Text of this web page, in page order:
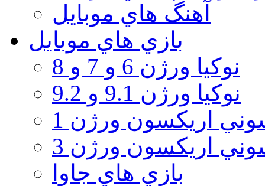
آهنگ هاي موبايل
بازي هاي موبايل
نوكيا ورژن 6 و 7 و 8
نوكيا ورژن 9.1 و 9.2
اريكسون ورژن 1
اريكسون ورژن 3
بازي هاي جاوا